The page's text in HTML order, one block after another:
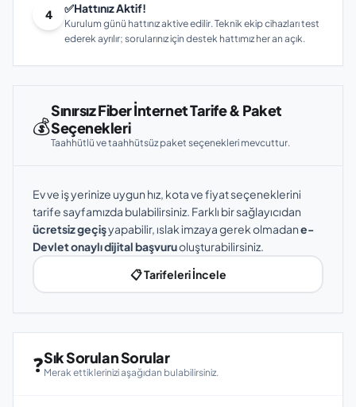
4 ✅Hattınız Aktif!
Kurulum günü hattınız aktive edilir. Teknik ekip cihazları test
ederek ayrılır; sorularınız için destek hattımız her an açık.
💰
Sınırsız Fiber İnternet Tarife & Paket
Seçenekleri
Taahhütlü ve taahhütsüz paket seçenekleri mevcuttur.
Ev ve iş yerinize uygun hız, kota ve fiyat seçeneklerini
tarife sayfamızda bulabilirsiniz. Farklı bir sağlayıcıdan
ücretsiz geçişyapabilir, ıslak imzaya gerek olmadane-
Devlet onaylı dijital başvuruoluşturabilirsiniz.
📋 Tarifeleri İncele
❓Sık Sorulan Sorular
Merak ettiklerinizi aşağıdan bulabilirsiniz.